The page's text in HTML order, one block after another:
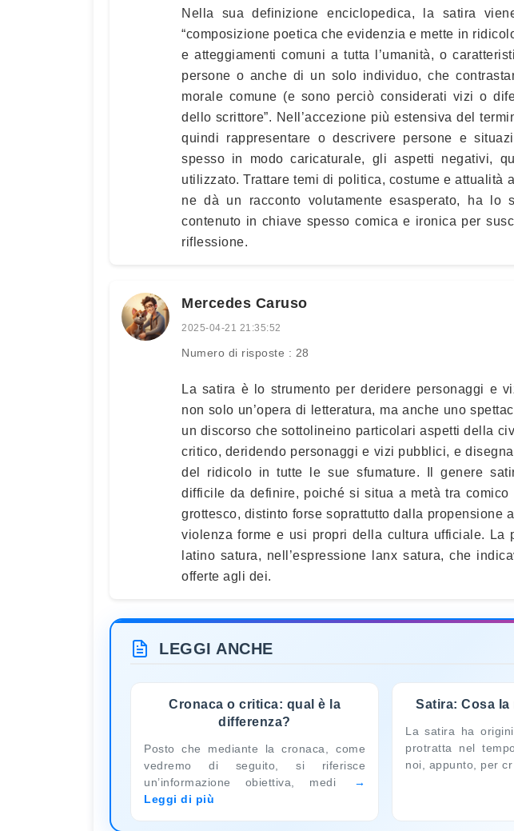
Nella sua definizione enciclopedica, la satira
“composizione poetica che evidenzia e mette in
e atteggiamenti comuni a tutta l’umanità, o
persone o anche di un solo individuo, che
morale comune (e sono perciò considerati vizi o
dello scrittore”. Nell’accezione più estensiva del
quindi rappresentare o descrivere persone e
spesso in modo caricaturale, gli aspetti negativi,
utilizzato. Trattare temi di politica, costume e attualità
ne dà un racconto volutamente esasperato, ha lo
contenuto in chiave spesso comica e ironica per
riflessione.
Mercedes Caruso
2025-04-21 21:35:52
Numero di risposte : 28
La satira è lo strumento per deridere personaggi e
non solo un’opera di letteratura, ma anche uno
un discorso che sottolineino particolari aspetti della
critico, deridendo personaggi e vizi pubblici, e
del ridicolo in tutte le sue sfumature. Il genere
difficile da definire, poiché si situa a metà tra
grottesco, distinto forse soprattutto dalla propensione
violenza forme e usi propri della cultura ufficiale. La
latino satura, nell’espressione lanx satura, che
offerte agli dei.
LEGGI ANCHE
Cronaca o critica: qual è la
differenza?
Posto che mediante la cronaca, come
vedremo di seguito, si riferisce
un’informazione obiettiva, medi
Leggi di più
Satira: Cosa la
La satira ha
protratta nel
noi, appunto, per cr